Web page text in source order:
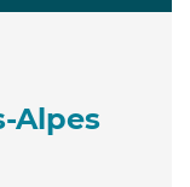
Alpes